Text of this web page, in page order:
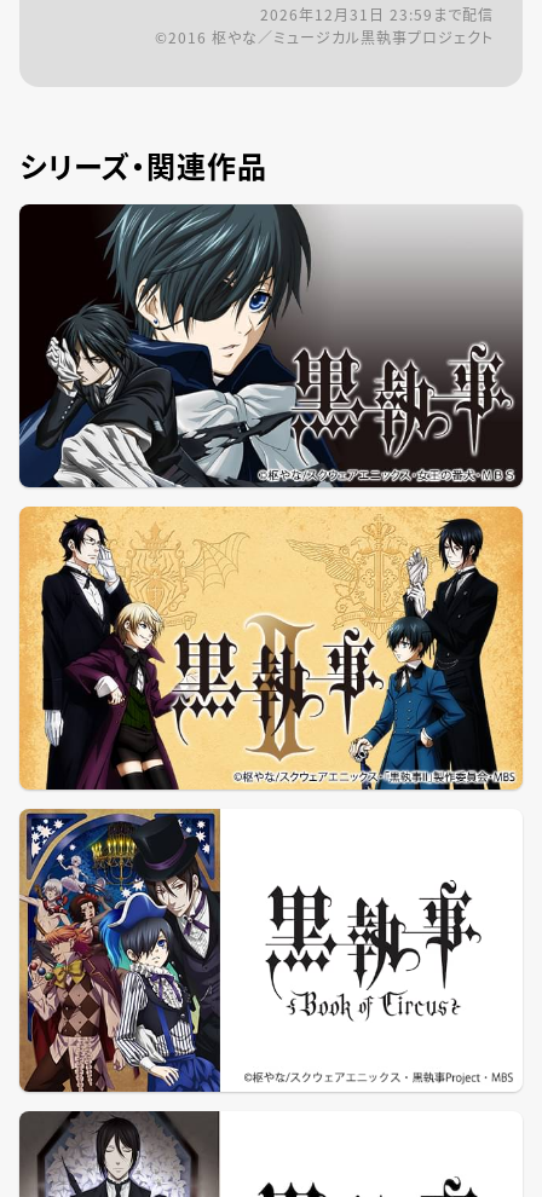
2026年12月31日 23:59 まで配信
©2016 枢やな／ミュージカル黒執事プロジェクト
シリーズ・関連作品